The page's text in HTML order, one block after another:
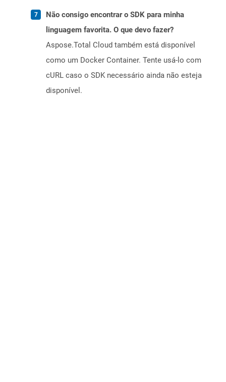
Não consigo encontrar o SDK para minha
linguagem favorita. O que devo fazer?
Aspose.Total Cloud também está disponível
como um Docker Container. Tente usá-lo com
cURL caso o SDK necessário ainda não esteja
disponível.